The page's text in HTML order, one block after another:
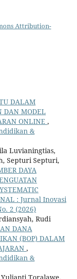
Attribution-
DALAM
DAN MODEL
ONLINE ,
&
Luvianingtias,
Septuri Septuri,
DAYA
: Jurnal Inovasi
2 (2026)
Rudi
DANA
(BOP) DALAM
,
&